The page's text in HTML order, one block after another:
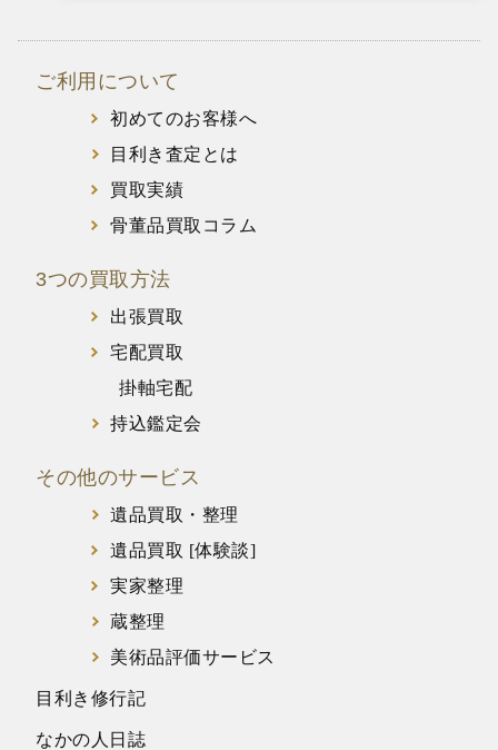
ご利用について
初めてのお客様へ
目利き査定とは
買取実績
骨董品買取コラム
3つの買取方法
出張買取
宅配買取
掛軸宅配
持込鑑定会
その他のサービス
遺品買取・整理
遺品買取 [体験談]
実家整理
蔵整理
美術品評価サービス
目利き修行記
なかの人日誌